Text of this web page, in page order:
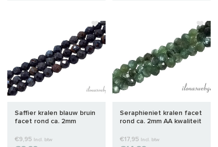
Saffier kralen blauw bruin
facet rond ca. 2mm
€9,95 Incl. btw
Seraphieniet kralen facet
rond ca. 2mm AA kwaliteit
€17,95 Incl. btw